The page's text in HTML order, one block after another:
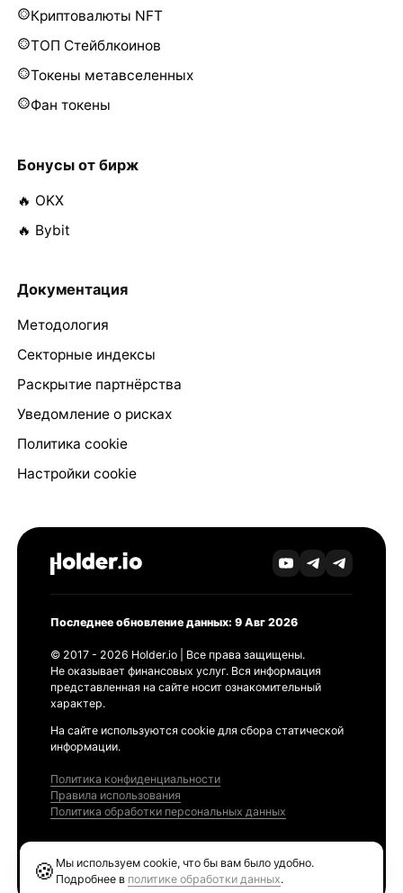
Криптовалюты NFT
ТОП Стейблкоинов
Токены метавселенных
Фан токены
Бонусы от бирж
🔥 OKX
🔥 Bybit
Документация
Методология
Секторные индексы
Раскрытие партнёрства
Уведомление о рисках
Политика cookie
Настройки cookie
Последнее обновление данных: 9 Авг 2026
© 2017 - 2026 Holder.io | Все права защищены.
Не оказывает финансовых услуг. Вся информация
представленная на сайте носит ознакомительный
характер.
На сайте используются cookie для сбора статической
информации.
Политика конфиденциальности
Правила использования
Политика обработки персональных данных
🍪 Мы используем cookie, что бы вам было удобно.
Подробнее в политике обработки данных.
Ethereum GAS Tracker